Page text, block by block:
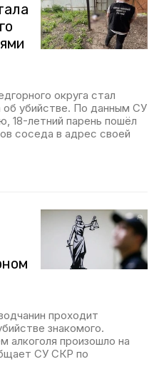
округа стал
об убийстве. По данным СУ
18-летний парень пошёл
соседа в адрес своей
проходит
знакомого.
алкоголя произошло на
СУ СКР по